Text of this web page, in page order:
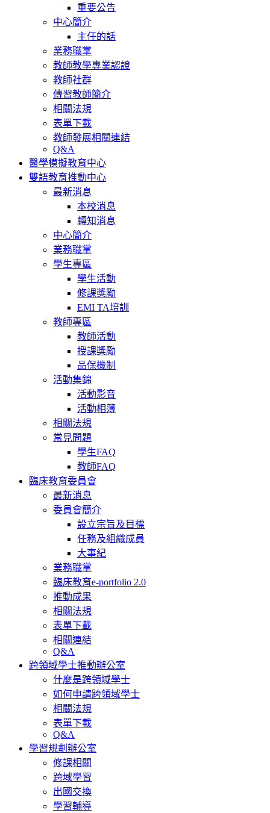
重要公告
中心簡介
主任的話
業務職掌
教師教學專業認證
教師社群
傳習教師簡介
相關法規
表單下載
教師發展相關連結
Q&A
醫學模擬教育中心
雙語教育推動中心
最新消息
本校消息
轉知消息
中心簡介
業務職掌
學生專區
學生活動
修課獎勵
EMI TA培訓
教師專區
教師活動
授課獎勵
品保機制
活動集錦
活動影音
活動相簿
相關法規
常見問題
學生FAQ
教師FAQ
臨床教育委員會
最新消息
委員會簡介
設立宗旨及目標
任務及組織成員
大事紀
業務職掌
臨床教育e-portfolio 2.0
推動成果
相關法規
表單下載
相關連結
Q&A
跨領域學士推動辦公室
什麼是跨領域學士
如何申請跨領域學士
相關法規
表單下載
Q&A
學習規劃辦公室
修課相關
跨域學習
出國交換
學習輔導